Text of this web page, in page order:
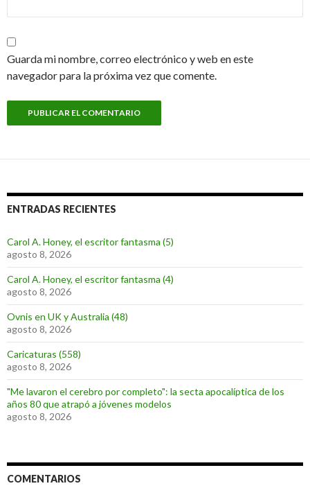
Guarda mi nombre, correo electrónico y web en este
navegador para la próxima vez que comente.
ENTRADAS RECIENTES
Carol A. Honey, el escritor fantasma (5)
agosto 8, 2026
Carol A. Honey, el escritor fantasma (4)
agosto 8, 2026
Ovnis en UK y Australia (48)
agosto 8, 2026
Caricaturas (558)
agosto 8, 2026
"Me lavaron el cerebro por completo": la secta apocalíptica de los
años 80 que atrapó a jóvenes modelos
agosto 8, 2026
COMENTARIOS